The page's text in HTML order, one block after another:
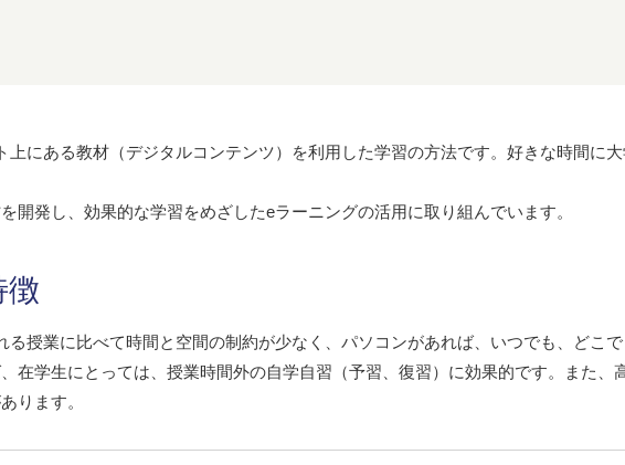
上にある教材（デジタルコンテンツ）を利用した学習の方法です。好きな時間に
開発し、効果的な学習をめざしたeラーニングの活用に取り組んでいます。
徴
る授業に比べて時間と空間の制約が少なく、パソコンがあれば、いつでも、どこ
在学生にとっては、授業時間外の自学自習（予習、復習）に効果的です。また
ります。